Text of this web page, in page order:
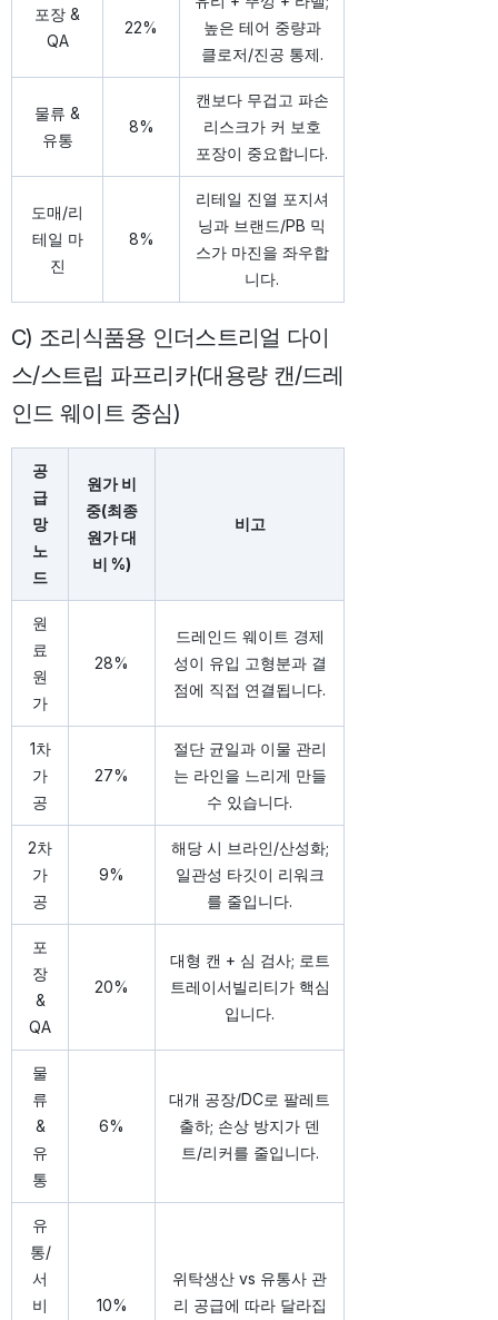
포장 &
QA
22%
높은 테어 중량과
클로저/진공 통제.
물류 &
유통
8%
캔보다 무겁고 파손
리스크가 커 보호
포장이 중요합니다.
도매/리
테일 마
진
8%
리테일 진열 포지셔
닝과 브랜드/PB 믹
스가 마진을 좌우합
니다.
C) 조리식품용 인더스트리얼 다이
스/스트립 파프리카(대용량 캔/드레
인드 웨이트 중심)
공
급
망
노
드
원가 비
중(최종
원가 대
비 %)
비고
원
료
원
가
28%
드레인드 웨이트 경제
성이 유입 고형분과 결
점에 직접 연결됩니다.
1차
가
공
27%
절단 균일과 이물 관리
는 라인을 느리게 만들
수 있습니다.
2차
가
공
9%
해당 시 브라인/산성화;
일관성 타깃이 리워크
를 줄입니다.
포
장
&
QA
20%
대형 캔 + 심 검사; 로트
트레이서빌리티가 핵심
입니다.
물
류
&
유
통
6%
대개 공장/DC로 팔레트
출하; 손상 방지가 덴
트/리커를 줄입니다.
유
통/
서
비
10%
위탁생산 vs 유통사 관
리 공급에 따라 달라집